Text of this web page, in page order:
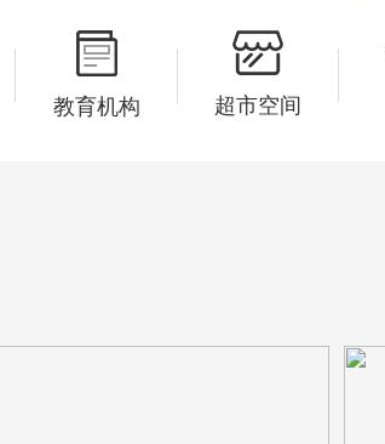
教育机构 超市空间